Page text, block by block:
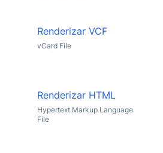
Renderizar VCF
vCard File
Renderizar HTML
Hypertext Markup Language
File